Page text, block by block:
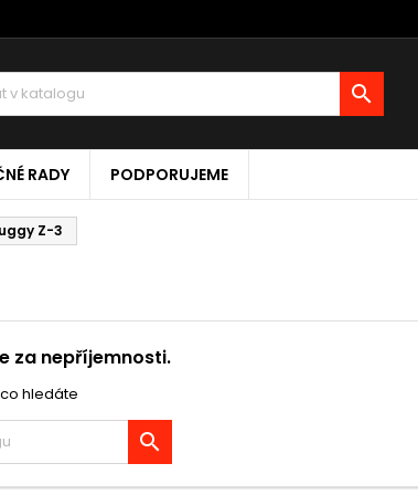

RADY PODPORUJEME
Z-3
za nepříjemnosti.
hledáte
